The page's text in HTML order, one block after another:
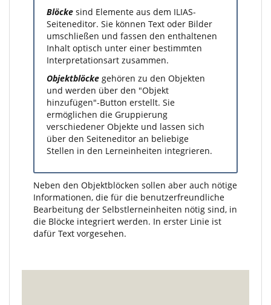
Blöckesind Elemente aus dem ILIAS-
Seiteneditor. Sie können Text oder Bilder
umschließen und fassen den enthaltenen
Inhalt optisch unter einer bestimmten
Interpretationsart zusammen.
Objektblöckegehören zu den Objekten
und werden über den "Objekt
hinzufügen"-Button erstellt. Sie
ermöglichen die Gruppierung
verschiedener Objekte und lassen sich
über den Seiteneditor an beliebige
Stellen in den Lerneinheiten integrieren.
Neben den Objektblöcken sollen aber auch nötige
Informationen, die für die benutzerfreundliche
Bearbeitung der Selbstlerneinheiten nötig sind, in
die Blöcke integriert werden. In erster Linie ist
dafür Text vorgesehen.